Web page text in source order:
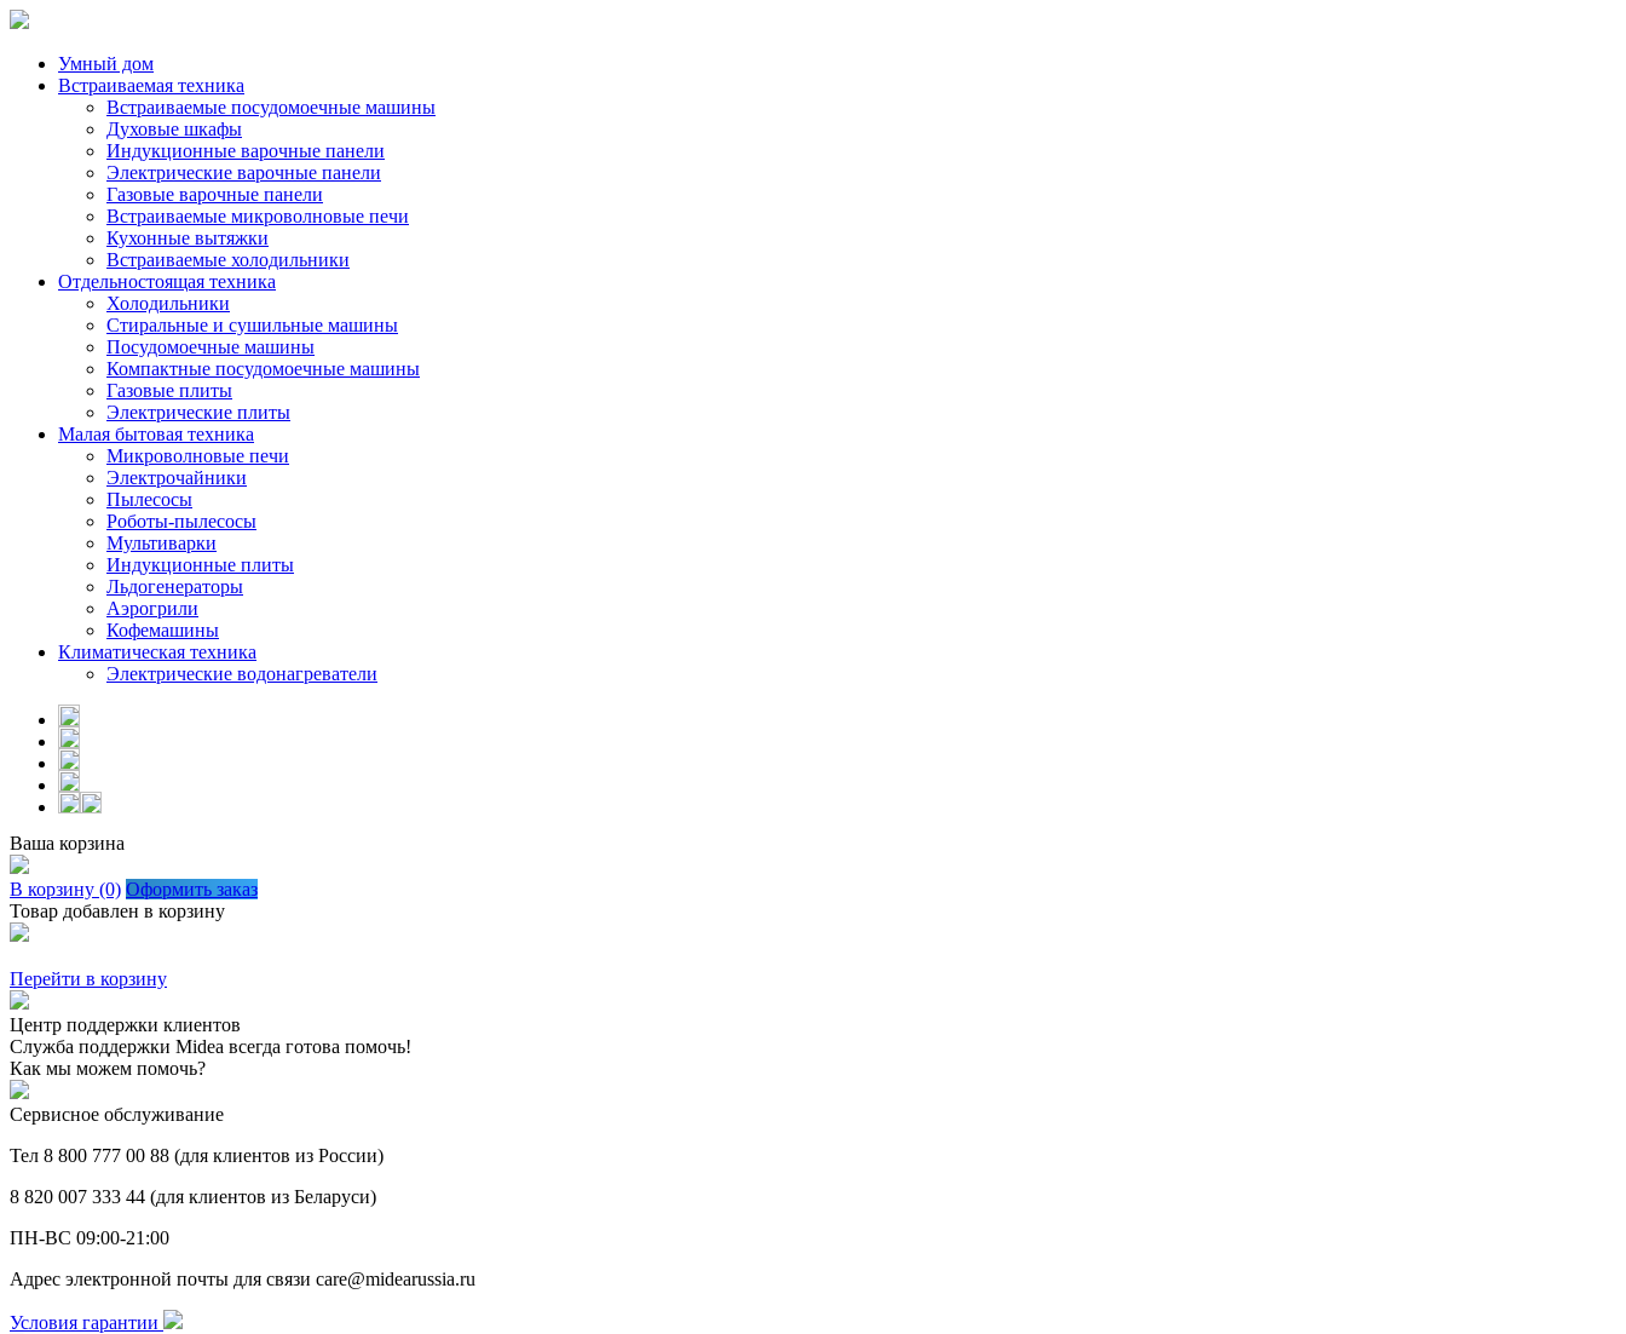
Умный дом
Встраиваемая техника
Встраиваемые посудомоечные машины
Духовые шкафы
Индукционные варочные панели
Электрические варочные панели
Газовые варочные панели
Встраиваемые микроволновые печи
Кухонные вытяжки
Встраиваемые холодильники
Отдельностоящая техника
Холодильники
Стиральные и сушильные машины
Посудомоечные машины
Компактные посудомоечные машины
Газовые плиты
Электрические плиты
Малая бытовая техника
Микроволновые печи
Электрочайники
Пылесосы
Роботы-пылесосы
Мультиварки
Индукционные плиты
Льдогенераторы
Аэрогрили
Кофемашины
Климатическая техника
Электрические водонагреватели
Ваша корзина
В корзину (0) Оформить заказ
Товар добавлен в корзину
Перейти в корзину
Центр поддержки клиентов
Служба поддержки Midea всегда готова помочь!
Как мы можем помочь?
Сервисное обслуживание
Тел 8 800 777 00 88 (для клиентов из России)
8 820 007 333 44 (для клиентов из Беларуси)
ПН-ВС 09:00-21:00
Адрес электронной почты для связи care@midearussia.ru
Условия гарантии